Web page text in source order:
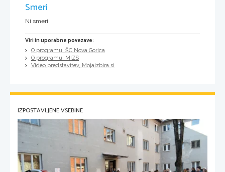
Smeri
Ni smeri
Viri in uporabne povezave:
O programu, ŠC Nova Gorica
O programu, MIZS
Video predstavitev, Mojaizbira.si
IZPOSTAVLJENE VSEBINE